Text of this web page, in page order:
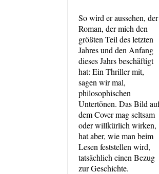
So wird er aussehen, der
Roman, der mich den
größten Teil des letzten
Jahres und den Anfang
dieses Jahrs beschäftigt
hat: Ein Thriller mit,
sagen wir mal,
philosophischen
Untertönen. Das Bild
dem Cover mag seltsam
oder willkürlich wirken,
hat aber, wie man beim
Lesen feststellen wird,
tatsächlich einen Bezug
zur Geschichte.